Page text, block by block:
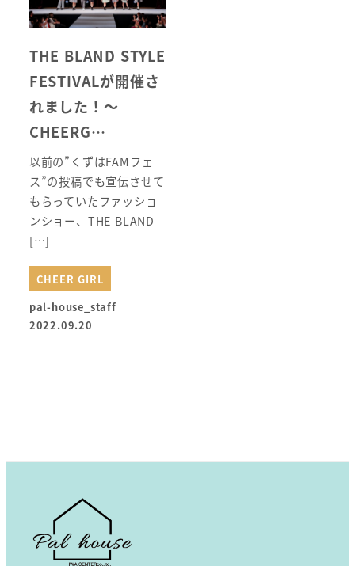
THE BLAND STYLE
FESTIVALが開催さ
れました！～
CHEERG…
以前の”くずはFAMフェ
ス”の投稿でも宣伝させて
もらっていたファッショ
ンショー、THE BLAND
[…]
pal-house_staff
2022.09.20
CHEER GIRL